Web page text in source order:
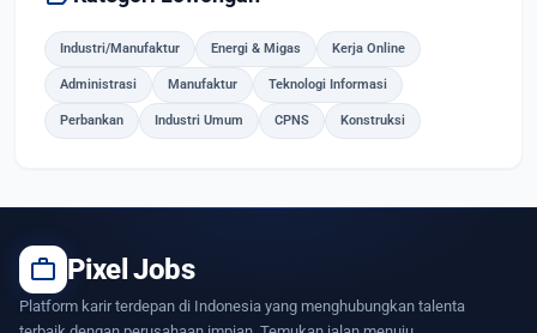
Industri/Manufaktur Energi & Migas Kerja Online
Administrasi Manufaktur Teknologi Informasi
Perbankan Industri Umum CPNS Konstruksi
work Pixel Jobs
Platform karir terdepan di Indonesia yang menghubungkan talenta